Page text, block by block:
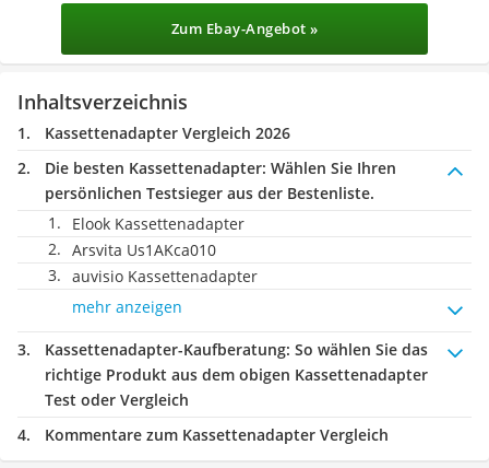
Zum Ebay-Angebot »
Inhaltsverzeichnis
Kassettenadapter Vergleich 2026
Die besten Kassettenadapter: Wählen Sie Ihren
persönlichen Testsieger aus der Bestenliste.
Elook Kassettenadapter
Arsvita Us1AKca010
auvisio Kassettenadapter
mehr anzeigen
Kassettenadapter-Kaufberatung: So wählen Sie das
richtige Produkt aus dem obigen Kassettenadapter
Test oder Vergleich
Kommentare zum Kassettenadapter Vergleich